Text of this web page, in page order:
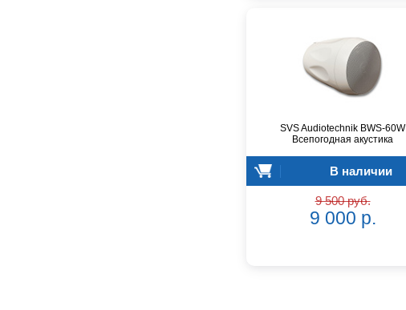
SVS Audiotechnik BWS-60W
Всепогодная акустика
В наличии
9 500 руб.
9 000 р.